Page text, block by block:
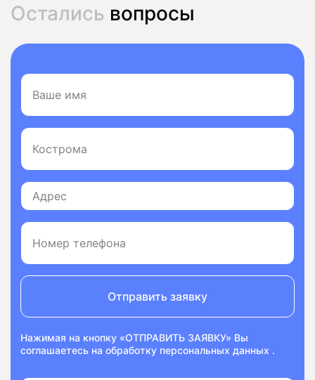
Остались вопросы
Отправить заявку
Нажимая на кнопку «ОТПРАВИТЬ ЗАЯВКУ» Вы
соглашаетесь на обработку персональных данных .